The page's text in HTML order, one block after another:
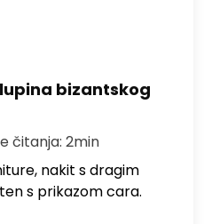
bizantskog
čitanja: 2min
nakit s dragim
s prikazom cara.